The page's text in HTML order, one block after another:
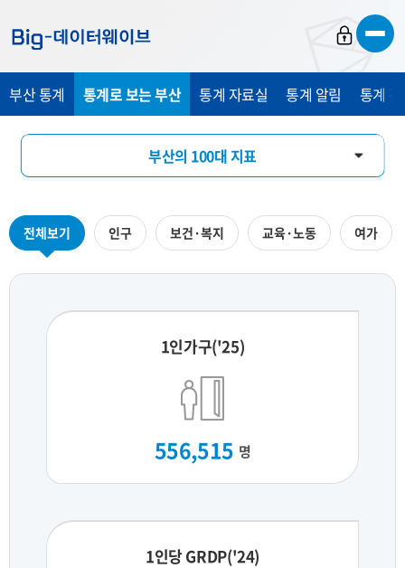
가
가
가
부산 통계 통계로 보는 부산 통계 자료실 통계 알림 통계
부산의 100대 지표
지역통계 시각화
전체보기 인구 보건·복지 교육·노동 여가
1인가구('25)
556,515 명
1인당 GRDP('24)